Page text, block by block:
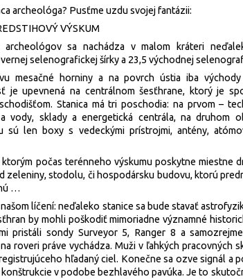
archeológa? Pusťme uzdu svojej fantázii:
VÝSKUM
archeológov sa nachádza v malom kráteri
selenografickej šírky a 23,5 východnej
mesačné horniny a na povrch ústia iba
je upevnená na centrálnom šesťhrane, ktorý je
Stanica má tri poschodia: na prvom –
vody, sklady a energetická centrála, na druhom
sú len boxy s vedeckými prístrojmi, antény,
počas terénneho výskumu poskytne miestne
zeleniny, stodolu, či hospodársku budovu, ktorú
…
líčení: neďaleko stanice sa bude stavať
by mohli poškodiť mimoriadne významné
pristáli sondy Surveyor 5, Ranger 8 a
roveri práve vychádza. Muži v ľahkých pracovných
hľadaný ciel. Konečne sa ozve signál a
v podobe bezhlavého pavúka. Je to